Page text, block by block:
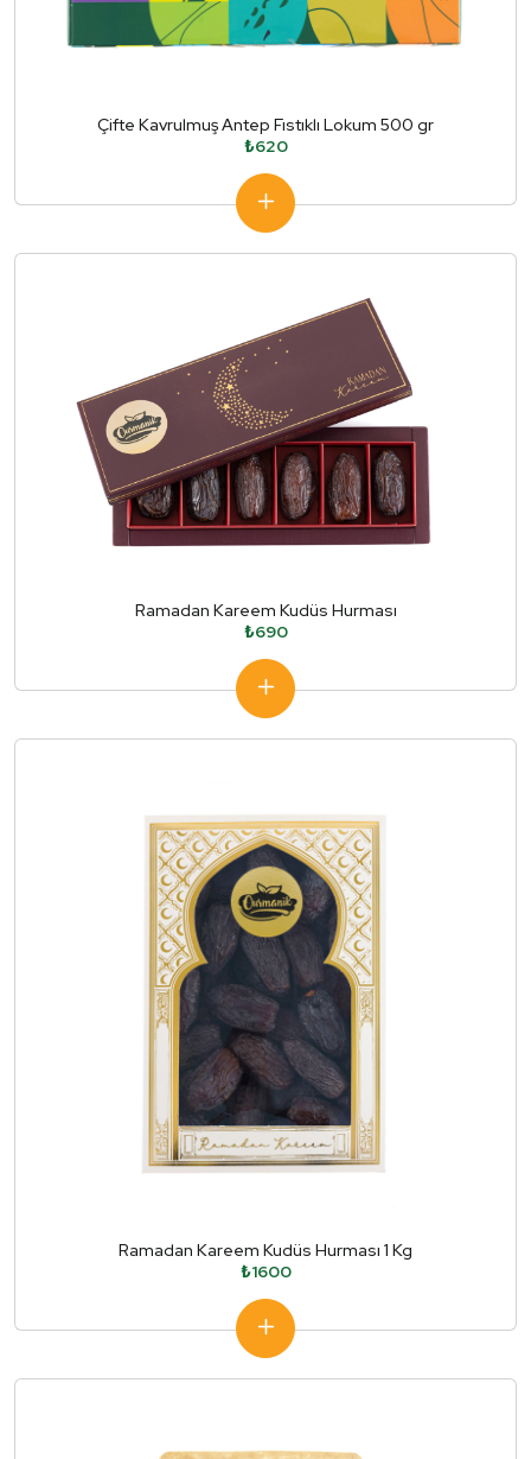
Çifte Kavrulmuş Antep Fıstıklı Lokum 500 gr
₺620
Ramadan Kareem Kudüs Hurması
₺690
Ramadan Kareem Kudüs Hurması 1 Kg
₺1600